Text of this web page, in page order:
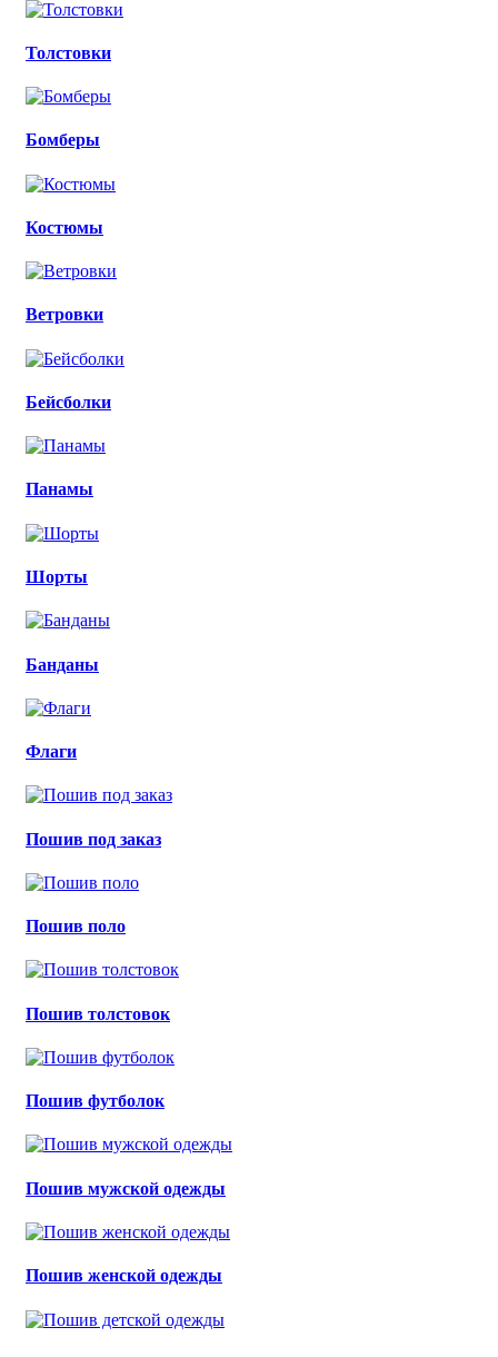
Толстовки
Бомберы
Костюмы
Ветровки
Бейсболки
Панамы
Шорты
Банданы
Флаги
Пошив под заказ
Пошив поло
Пошив толстовок
Пошив футболок
Пошив мужской одежды
Пошив женской одежды